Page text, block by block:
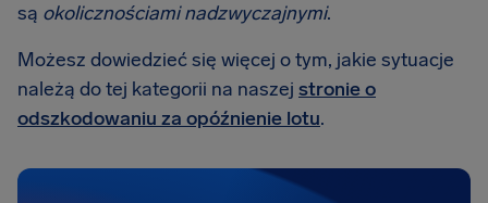
są okolicznościami nadzwyczajnymi.
Możesz dowiedzieć się więcej o tym, jakie sytuacje
należą do tej kategorii na naszej stronie o
odszkodowaniu za opóźnienie lotu.